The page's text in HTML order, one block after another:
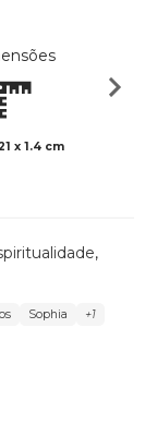
x 1.4 cm
,
Sophia +1